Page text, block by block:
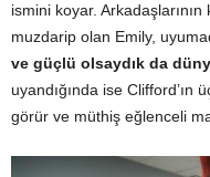
ismini koyar.
muzdarip olan Emily,
ve güçlü olsaydık da
uyandığında ise
görür ve müthiş eğlenceli